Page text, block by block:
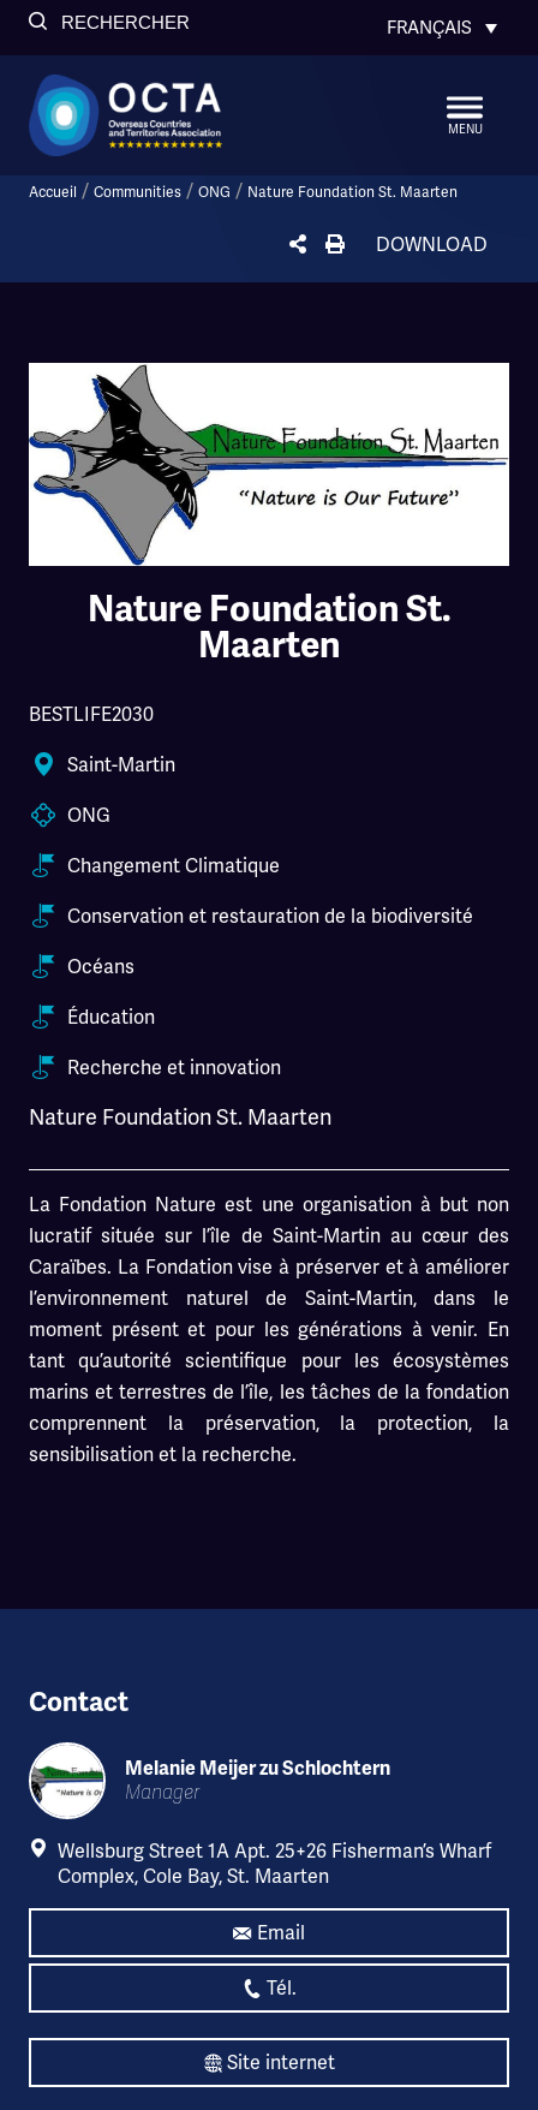
RECHERCHER FRANÇAIS
MENU
Accueil / Communities / ONG / Nature Foundation St. Maarten
DOWNLOAD
Nature Foundation St.
Maarten
BESTLIFE2030
Saint-Martin
ONG
Changement Climatique
Conservation et restauration de la biodiversité
Océans
Éducation
Recherche et innovation
Nature Foundation St. Maarten
La Fondation Nature est une organisation à but non
lucratif située sur l’île de Saint-Martin au cœur des
Caraïbes. La Fondation vise à préserver et à améliorer
l’environnement naturel de Saint-Martin, dans le
moment présent et pour les générations à venir. En
tant qu’autorité scientifique pour les écosystèmes
marins et terrestres de l’île, les tâches de la fondation
comprennent la préservation, la protection, la
sensibilisation et la recherche.
Contact
Melanie Meijer zu Schlochtern
Manager
Wellsburg Street 1A Apt. 25+26 Fisherman’s Wharf
Complex, Cole Bay, St. Maarten
Email
Tél.
Site internet